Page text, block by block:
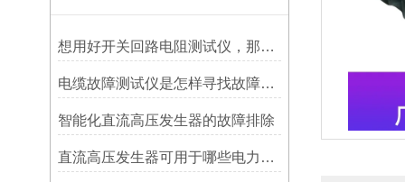
想用好开关回路电阻测试仪，那你必须先了解它的安全措施
电缆故障测试仪是怎样寻找故障轨迹的？
智能化直流高压发生器的故障排除
直流高压发生器可用于哪些电力测试